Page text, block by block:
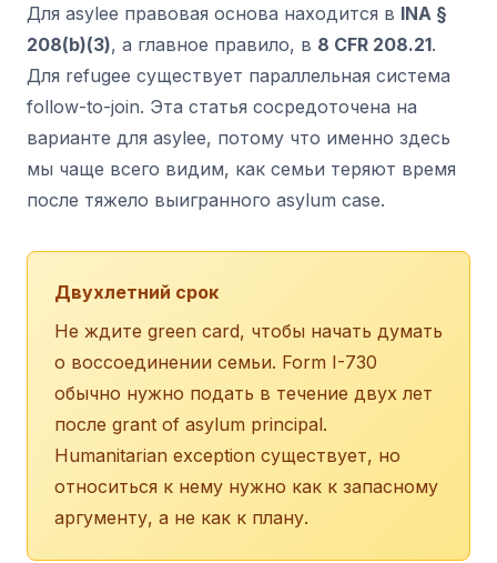
Для asylee правовая основа находится в INA §
208(b)(3), а главное правило, в 8 CFR 208.21.
Для refugee существует параллельная система
follow-to-join. Эта статья сосредоточена на
варианте для asylee, потому что именно здесь
мы чаще всего видим, как семьи теряют время
после тяжело выигранного asylum case.
Двухлетний срок
Не ждите green card, чтобы начать думать
о воссоединении семьи. Form I-730
обычно нужно подать в течение двух лет
после grant of asylum principal.
Humanitarian exception существует, но
относиться к нему нужно как к запасному
аргументу, а не как к плану.